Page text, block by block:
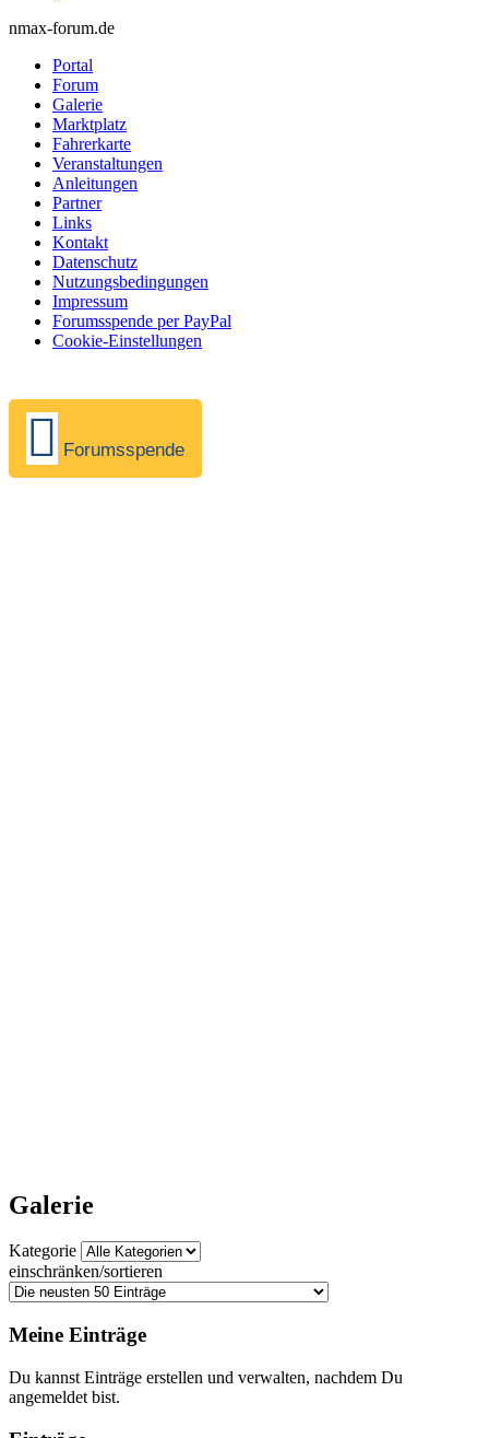
nmax-forum.de
Portal
Forum
Galerie
Marktplatz
Fahrerkarte
Veranstaltungen
Anleitungen
Partner
Links
Kontakt
Datenschutz
Nutzungsbedingungen
Impressum
Forumsspende per PayPal
Cookie-Einstellungen
Forumsspende
Galerie
Kategorie
einschränken/sortieren
Meine Einträge
Du kannst Einträge erstellen und verwalten, nachdem Du
angemeldet bist.